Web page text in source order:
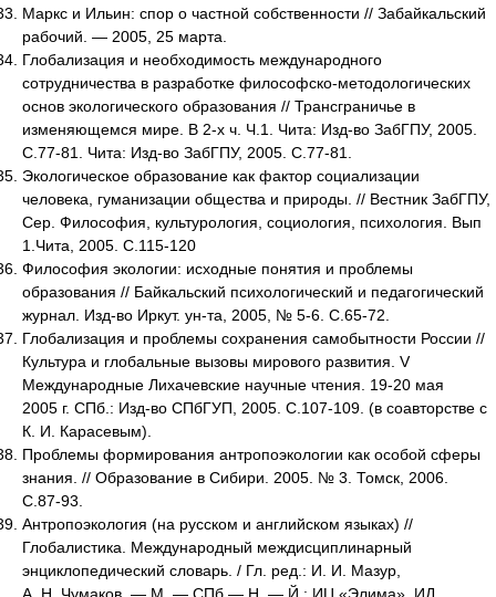
Маркс и Ильин: спор о частной собственности // Забайкальский
рабочий. — 2005, 25 марта.
Глобализация и необходимость международного
сотрудничества в разработке философско-методологических
основ экологического образования // Трансграничье в
изменяющемся мире. В 2-х ч. Ч.1. Чита: Изд-во ЗабГПУ, 2005.
С.77-81. Чита: Изд-во ЗабГПУ, 2005. С.77-81.
Экологическое образование как фактор социализации
человека, гуманизации общества и природы. // Вестник ЗабГПУ,
Сер. Философия, культурология, социология, психология. Вып
1.Чита, 2005. С.115-120
Философия экологии: исходные понятия и проблемы
образования // Байкальский психологический и педагогический
журнал. Изд-во Иркут. ун-та, 2005, № 5-6. С.65-72.
Глобализация и проблемы сохранения самобытности России //
Культура и глобальные вызовы мирового развития. V
Международные Лихачевские научные чтения. 19-20 мая
2005 г. СПб.: Изд-во СПбГУП, 2005. С.107-109. (в соавторстве с
К. И. Карасевым).
Проблемы формирования антропоэкологии как особой сферы
знания. // Образование в Сибири. 2005. № 3. Томск, 2006.
С.87-93.
Антропоэкология (на русском и английском языках) //
Глобалистика. Международный междисциплинарный
энциклопедический словарь. / Гл. ред.: И. И. Мазур,